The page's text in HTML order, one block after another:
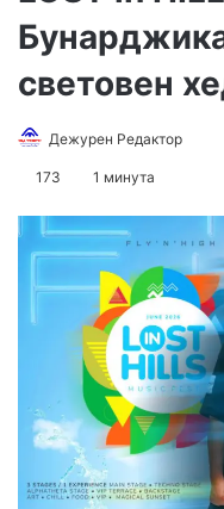
световен
Дежурен Редактор
173 1 минута